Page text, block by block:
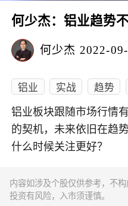
何少杰：铝业趋势
何少杰 2022-
铝业 实战 趋势
铝业板块跟随市场行情
的契机，未来依旧在趋
什么时候关注更好？
内容如涉及个股仅供参考，不
投资有风险，入市须谨慎。